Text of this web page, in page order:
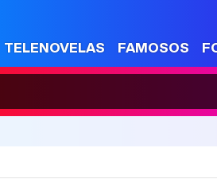
TELENOVELAS FAMOSOS